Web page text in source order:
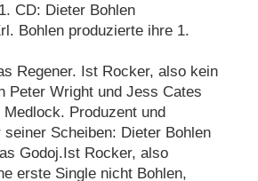
CD: Dieter Bohlen
Bohlen produzierte ihre 1.
Regener. Ist Rocker, also kein
Peter Wright und Jess Cates
Produzent und
seiner Scheiben: Dieter Bohlen
Godoj.Ist Rocker, also
erste Single nicht Bohlen,